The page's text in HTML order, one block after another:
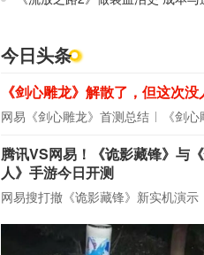
今日头条
《剑心雕龙》解散了，但这次
网易《剑心雕龙》首测总结 《剑心雕
腾讯VS网易！《诡影藏锋》与
人》手游今日开测
网易搜打撤《诡影藏锋》新实机演示